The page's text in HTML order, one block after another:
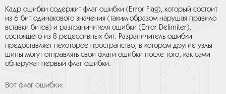
Кадр ошибки содержит флаг ошибки (Error Flag), который состоит
из 6 бит одинакового значения (таким образом нарушая правило
вставки битов) и разграничителя ошибки (Error Delimiter),
состоящего из 8 рецессивных бит. Разраничитель ошибки
предоставляет некоторое пространство, в котором другие узлы
шины могут отправлять свои флаги ошибки после того, как сами
обнаружат первый флаг ошибки.
Вот флаг ошибки: